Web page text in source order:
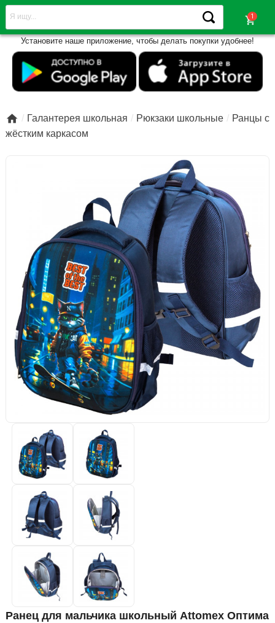
shopping_cart
Установите наше приложение, чтобы делать покупки удобнее!
 Галантерея школьная Рюкзаки школьные
Ранцы с
жёстким каркасом
Ранец для мальчика школьный Attomex Оптима